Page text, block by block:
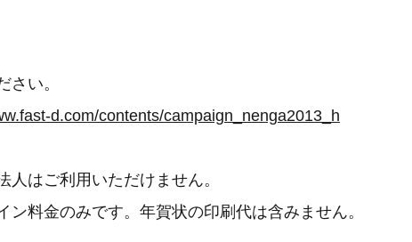
さい。
d.com/contents/campaign_nenga2013_h
はご利用いただけません。
料金のみです。年賀状の印刷代は含みません。